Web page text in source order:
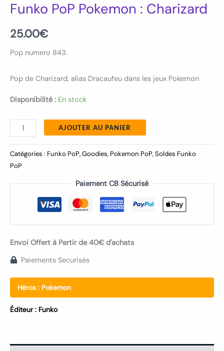
Funko PoP Pokemon : Charizard
25.00€
Pop numero 843.
Pop de Charizard, alias Dracaufeu dans les jeux Pokemon
Disponibilité : En stock
AJOUTER AU PANIER
Catégories : Funko PoP,Goodies, Pokemon PoP,Soldes Funko
PoP
Paiement CB Sécurisé
Envoi Offert à Partir de 40€ d'achats
Paiements Securisés
Héros : Pokemon
Éditeur : Funko